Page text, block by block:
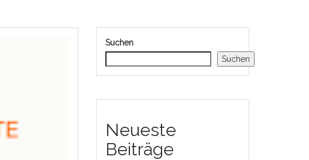
Suchen
Suchen
Neueste
Beiträge